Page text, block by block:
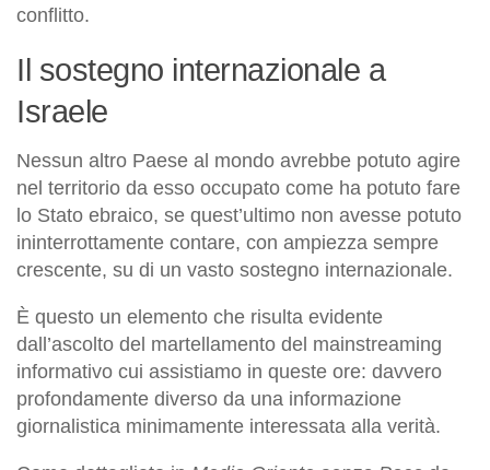
conflitto.
Il sostegno internazionale a
Israele
Nessun altro Paese al mondo avrebbe potuto agire
nel territorio da esso occupato come ha potuto fare
lo Stato ebraico, se quest’ultimo non avesse potuto
ininterrottamente contare, con ampiezza sempre
crescente, su di un vasto sostegno internazionale.
È questo un elemento che risulta evidente
dall’ascolto del martellamento del mainstreaming
informativo cui assistiamo in queste ore: davvero
profondamente diverso da una informazione
giornalistica minimamente interessata alla verità.